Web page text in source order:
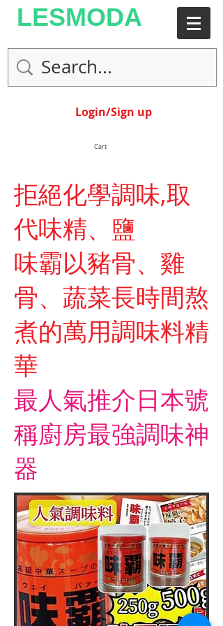
LESMODA
Login/Sign up
Cart
拒絕化學調味,取
代味精、鹽
味霸以豬骨、雞
骨、蔬菜長時間熬
煮的萬用調味料精
華
最人氣推介日本號
稱廚房最強調味神
器